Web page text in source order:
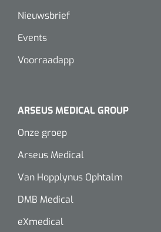
Nieuwsbrief
Events
Voorraadapp
ARSEUS MEDICAL GROUP
Onze groep
Arseus Medical
Van Hopplynus Ophtalm
DMB Medical
eXmedical